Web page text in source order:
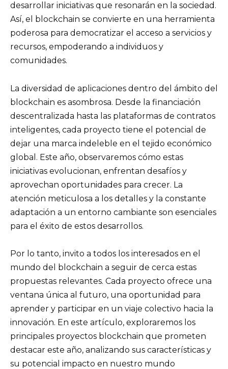
desarrollar iniciativas que resonarán en la sociedad.
Así, el blockchain se convierte en una herramienta
poderosa para democratizar el acceso a servicios y
recursos, empoderando a individuos y
comunidades.
La diversidad de aplicaciones dentro del ámbito del
blockchain es asombrosa. Desde la financiación
descentralizada hasta las plataformas de contratos
inteligentes, cada proyecto tiene el potencial de
dejar una marca indeleble en el tejido económico
global. Este año, observaremos cómo estas
iniciativas evolucionan, enfrentan desafíos y
aprovechan oportunidades para crecer. La
atención meticulosa a los detalles y la constante
adaptación a un entorno cambiante son esenciales
para el éxito de estos desarrollos.
Por lo tanto, invito a todos los interesados en el
mundo del blockchain a seguir de cerca estas
propuestas relevantes. Cada proyecto ofrece una
ventana única al futuro, una oportunidad para
aprender y participar en un viaje colectivo hacia la
innovación. En este artículo, exploraremos los
principales proyectos blockchain que prometen
destacar este año, analizando sus características y
su potencial impacto en nuestro mundo